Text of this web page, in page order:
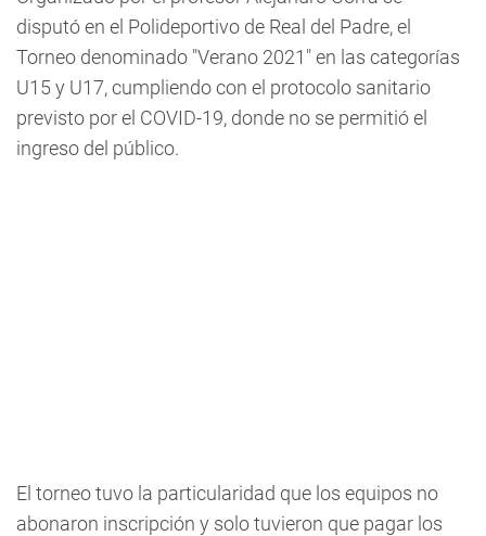
disputó en el Polideportivo de Real del Padre, el
Torneo denominado "Verano 2021" en las categorías
U15 y U17, cumpliendo con el protocolo sanitario
previsto por el COVID-19, donde no se permitió el
ingreso del público.
El torneo tuvo la particularidad que los equipos no
abonaron inscripción y solo tuvieron que pagar los